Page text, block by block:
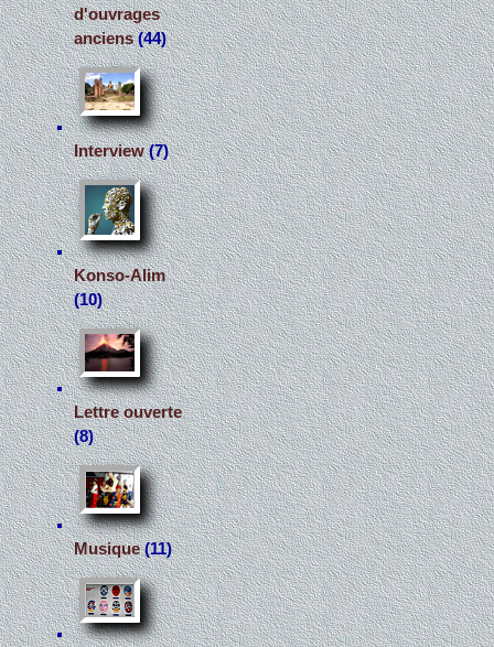
d'ouvrages
anciens(44)
Interview(7)
Konso-Alim
(10)
Lettre ouverte
(8)
Musique(11)